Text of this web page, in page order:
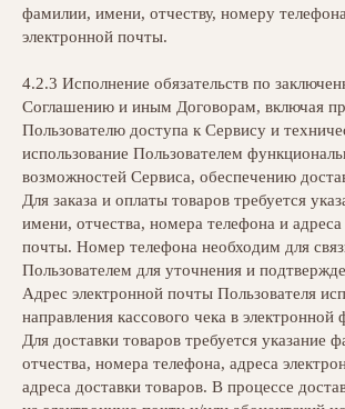
фамилии, имени, отчеству, номеру
электронной почты.
4.2.3 Исполнение обязательств по
Соглашению и иным Договорам, включая
Пользователю доступа к Сервису и
использование Пользователем
возможностей Сервиса, обеспечению
Для заказа и оплаты товаров требуется
имени, отчества, номера телефона и адреса
почты. Номер телефона необходим для
Пользователем для уточнения и
Адрес электронной почты Пользователя
направления кассового чека в электронной
Для доставки товаров требуется указание
отчества, номера телефона, адреса
адреса доставки товаров. В процессе